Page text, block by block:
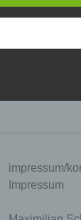
impressum/
Impressum